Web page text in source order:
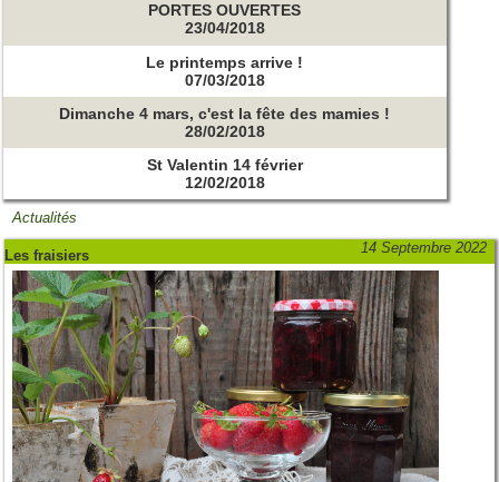
PORTES OUVERTES
23/04/2018
Le printemps arrive !
07/03/2018
Dimanche 4 mars, c'est la fête des mamies !
28/02/2018
St Valentin 14 février
12/02/2018
Actualités
14 Septembre 2022
Les fraisiers